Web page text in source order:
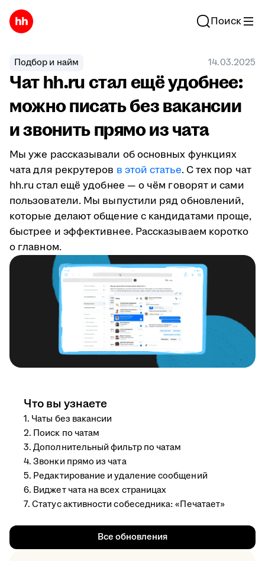
Поиск
Подбор и найм 14.03.2025
Чат hh.ru стал ещё удобнее:
можно писать без вакансии
и звонить прямо из чата
Мы уже рассказывали об основных функциях
чата для рекрутеров в этой статье. С тех пор чат
hh.ru стал ещё удобнее — о чём говорят и сами
пользователи. Мы выпустили ряд обновлений,
которые делают общение с кандидатами проще,
быстрее и эффективнее. Рассказываем коротко
о главном.
Что вы узнаете
1. Чаты без вакансии
2. Поиск по чатам
3. Дополнительный фильтр по чатам
4. Звонки прямо из чата
5. Редактирование и удаление сообщений
6. Виджет чата на всех страницах
7. Статус активности собеседника: «Печатает»
Все обновления